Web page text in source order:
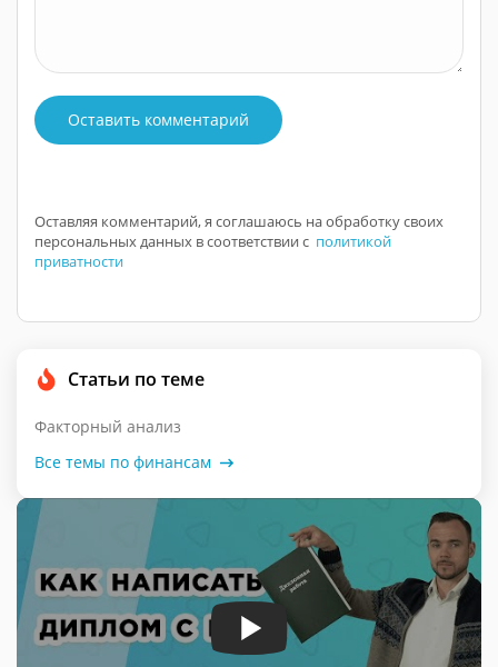
Оставить комментарий
Оставляя комментарий, я соглашаюсь на обработку своих
персональных данных в соответствии с политикой
приватности
Статьи по теме
Факторный анализ
Все темы по финансам